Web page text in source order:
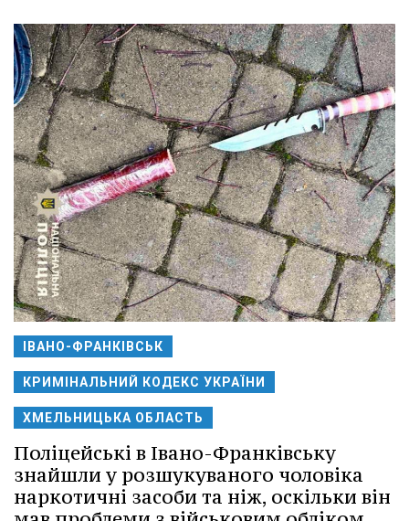
ІВАНО-ФРАНКІВСЬК
КРИМІНАЛЬНИЙ КОДЕКС УКРАЇНИ
ХМЕЛЬНИЦЬКА ОБЛАСТЬ
Поліцейські в Івано-Франківську
знайшли у розшукуваного чоловіка
наркотичні засоби та ніж, оскільки він